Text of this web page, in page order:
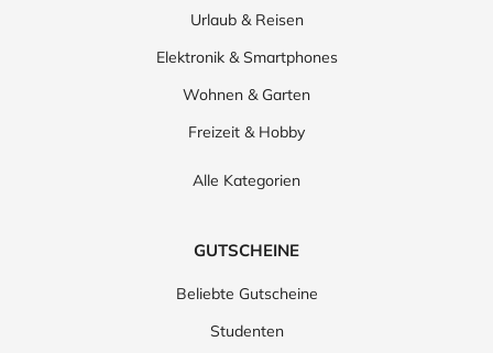
Urlaub & Reisen
Elektronik & Smartphones
Wohnen & Garten
Freizeit & Hobby
Alle Kategorien
GUTSCHEINE
Beliebte Gutscheine
Studenten